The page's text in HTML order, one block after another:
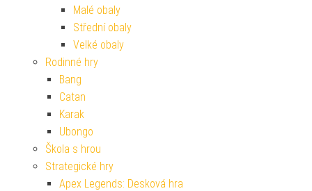
Malé obaly
Střední obaly
Velké obaly
Rodinné hry
Bang
Catan
Karak
Ubongo
Škola s hrou
Strategické hry
Apex Legends: Desková hra